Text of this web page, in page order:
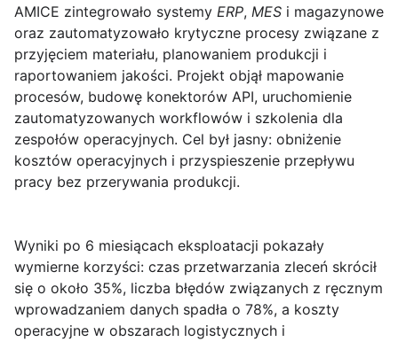
AMICE zintegrowało systemy ERP, MES i magazynowe
oraz zautomatyzowało krytyczne procesy związane z
przyjęciem materiału, planowaniem produkcji i
raportowaniem jakości. Projekt objął mapowanie
procesów, budowę konektorów API, uruchomienie
zautomatyzowanych workflowów i szkolenia dla
zespołów operacyjnych. Cel był jasny: obniżenie
kosztów operacyjnych i przyspieszenie przepływu
pracy bez przerywania produkcji.
Wyniki po 6 miesiącach eksploatacji pokazały
wymierne korzyści: czas przetwarzania zleceń skrócił
się o około 35%, liczba błędów związanych z ręcznym
wprowadzaniem danych spadła o 78%, a koszty
operacyjne w obszarach logistycznych i